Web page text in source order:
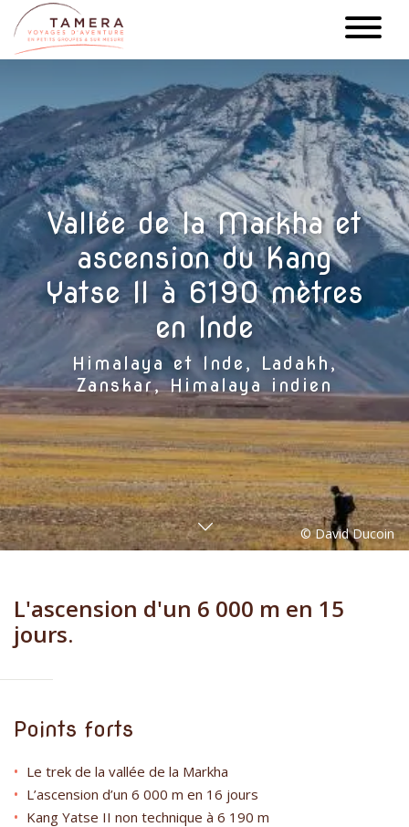
Aller
au
contenu
Vallée de la Markha et
ascension du Kang
Yatse II à 6190 mètres
en Inde
Himalaya et Inde, Ladakh,
Zanskar, Himalaya indien
L'ascension d'un 6 000 m en 15
jours.
Points forts
Le trek de la vallée de la Markha
L’ascension d’un 6 000 m en 16 jours
Kang Yatse II non technique à 6 190 m